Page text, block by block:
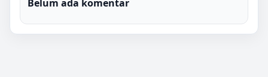
Belum ada komentar